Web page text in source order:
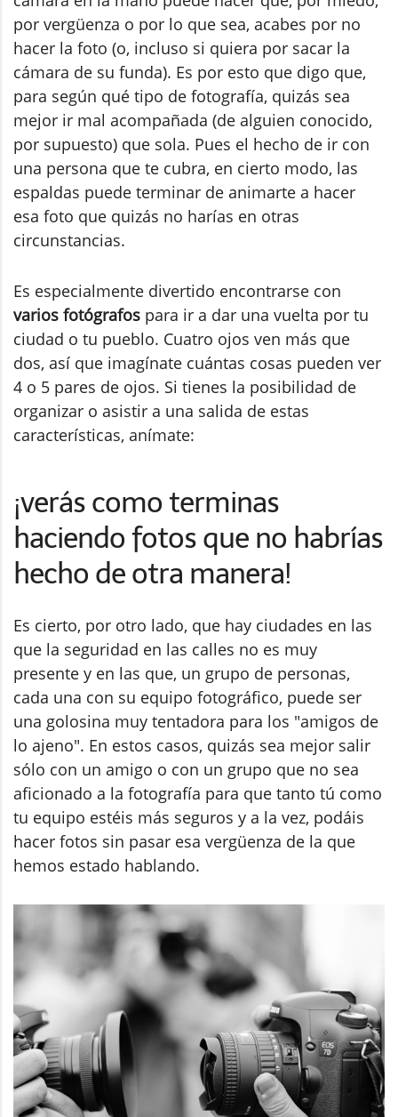
por vergüenza o por lo que sea, acabes por no
hacer la foto (o, incluso si quiera por sacar la
cámara de su funda). Es por esto que digo que,
para según qué tipo de fotografía, quizás sea
mejor ir mal acompañada (de alguien conocido,
por supuesto) que sola. Pues el hecho de ir con
una persona que te cubra, en cierto modo, las
espaldas puede terminar de animarte a hacer
esa foto que quizás no harías en otras
circunstancias.
Es especialmente divertido encontrarse con
varios fotógrafos para ir a dar una vuelta por tu
ciudad o tu pueblo. Cuatro ojos ven más que
dos, así que imagínate cuántas cosas pueden ver
4 o 5 pares de ojos. Si tienes la posibilidad de
organizar o asistir a una salida de estas
características, anímate:
¡verás como terminas
haciendo fotos que no habrías
hecho de otra manera!
Es cierto, por otro lado, que hay ciudades en las
que la seguridad en las calles no es muy
presente y en las que, un grupo de personas,
cada una con su equipo fotográfico, puede ser
una golosina muy tentadora para los "amigos de
lo ajeno". En estos casos, quizás sea mejor salir
sólo con un amigo o con un grupo que no sea
aficionado a la fotografía para que tanto tú como
tu equipo estéis más seguros y a la vez, podáis
hacer fotos sin pasar esa vergüenza de la que
hemos estado hablando.